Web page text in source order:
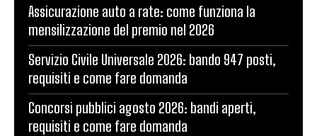
Assicurazione auto a rate: come funziona la
mensilizzazione del premio nel 2026
Servizio Civile Universale 2026: bando 947 posti,
requisiti e come fare domanda
Concorsi pubblici agosto 2026: bandi aperti,
requisiti e come fare domanda